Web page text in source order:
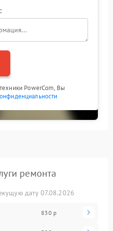
PowerCom, Вы
ремонта
дату 07.08.2026
830 р